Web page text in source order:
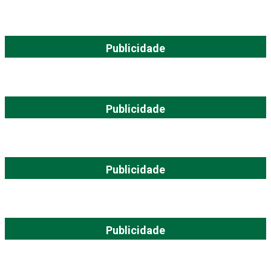
Publicidade
Publicidade
Publicidade
Publicidade